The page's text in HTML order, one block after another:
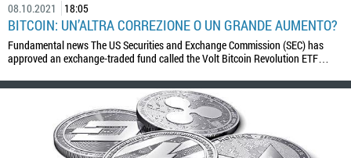
08.10.2021 18:05
BITCOIN: UN’ALTRA CORREZIONE O UN GRANDE AUMENTO?
Fundamental news The US Securities and Exchange Commission (SEC) has
approved an exchange-traded fund called the Volt Bitcoin Revolution ETF…